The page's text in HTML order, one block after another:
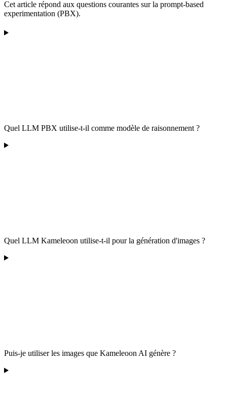
Cet article répond aux questions courantes sur la prompt-based
experimentation (PBX).
Quel LLM PBX utilise-t-il comme modèle de raisonnement ?
Quel LLM Kameleoon utilise-t-il pour la génération d'images ?
Puis-je utiliser les images que Kameleoon AI génère ?